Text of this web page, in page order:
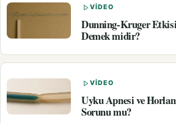
VIDEO
Dunning-Kruger
Demek midir?
VIDEO
Uyku Apnesi ve
Sorunu mu?